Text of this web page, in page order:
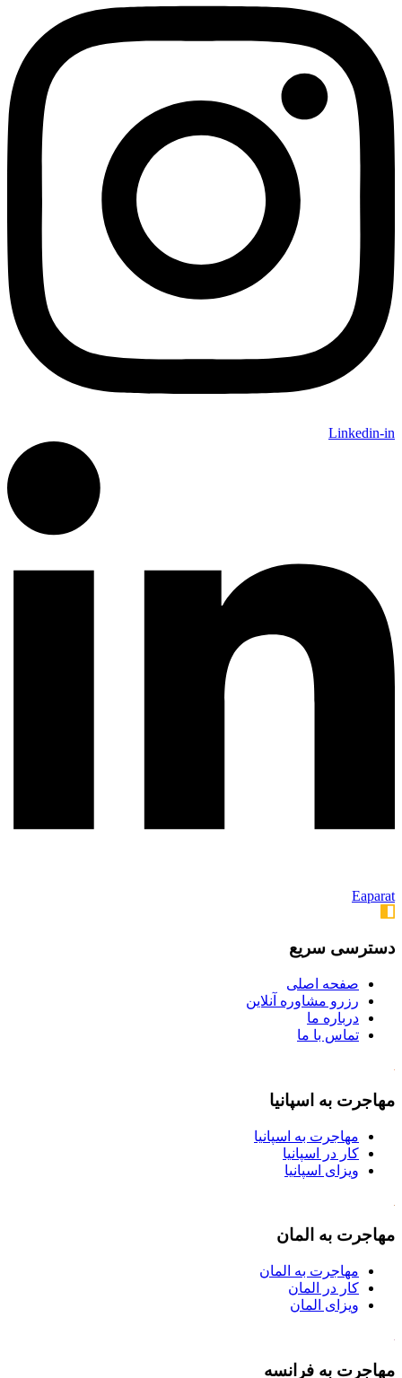
Linkedin-in
Eaparat
دسترسی سریع
صفحه اصلی
رزرو مشاوره آنلاین
درباره ما
تماس با ما
مهاجرت به اسپانیا
مهاجرت به اسپانیا
کار در اسپانیا
ویزای اسپانیا
مهاجرت به المان
مهاجرت به المان
کار در المان
ویزای المان
مهاجرت به فرانسه